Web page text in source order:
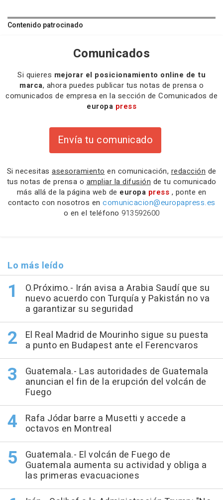
Contenido patrocinado
Comunicados
Si quieres mejorar el posicionamiento online de tu
marca, ahora puedes publicar tus notas de prensa o
comunicados de empresa en la sección de Comunicados de
europa press
Envía tu comunicado
Si necesitas asesoramiento en comunicación, redacción de
tus notas de prensa o ampliar la difusión de tu comunicado
más allá de la página web de europa press , ponte en
contacto con nosotros en comunicacion@europapress.es
o en el teléfono 913592600
Lo más leído
O.Próximo.- Irán avisa a Arabia Saudí que su
nuevo acuerdo con Turquía y Pakistán no va
a garantizar su seguridad
El Real Madrid de Mourinho sigue su puesta
a punto en Budapest ante el Ferencvaros
Guatemala.- Las autoridades de Guatemala
anuncian el fin de la erupción del volcán de
Fuego
Rafa Jódar barre a Musetti y accede a
octavos en Montreal
Guatemala.- El volcán de Fuego de
Guatemala aumenta su actividad y obliga a
las primeras evacuaciones